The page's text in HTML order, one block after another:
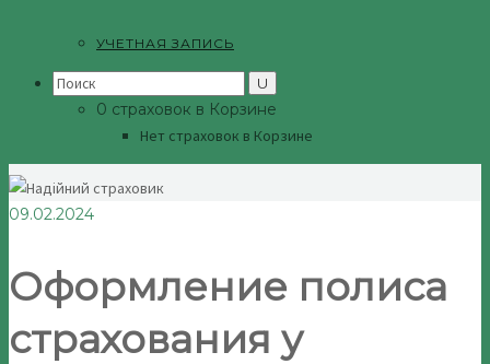
УЧЕТНАЯ ЗАПИСЬ
Search
0 страховок в Корзине
Нет страховок в Корзине
09.02.2024
Оформление полиса
страхования у